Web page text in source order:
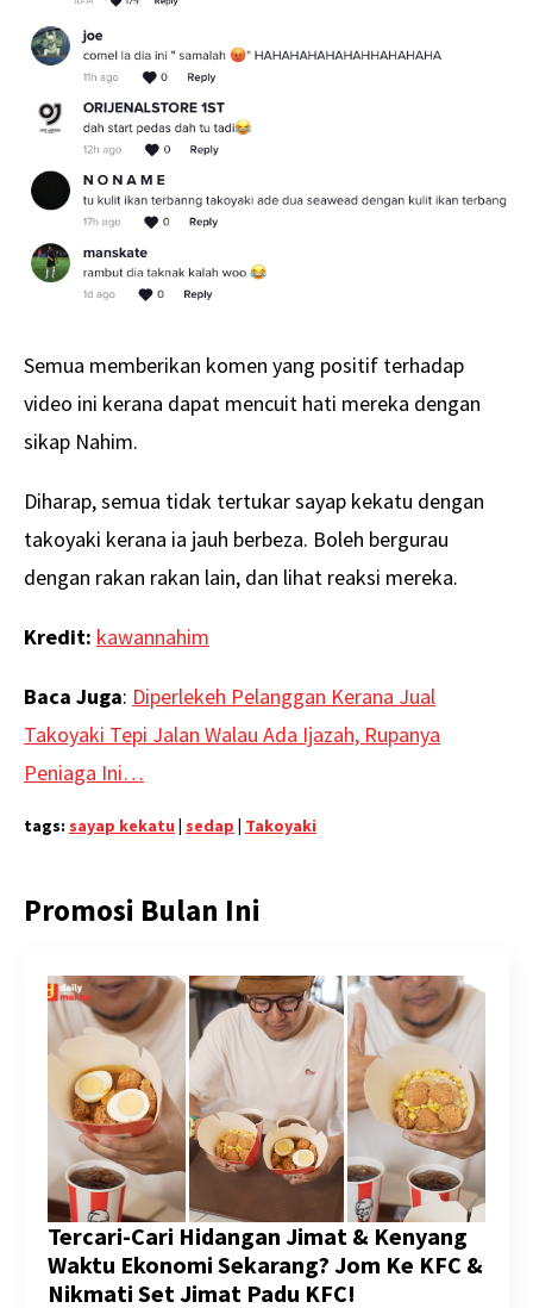
Semua memberikan komen yang positif terhadap
video ini kerana dapat mencuit hati mereka dengan
sikap Nahim.
Diharap, semua tidak tertukar sayap kekatu dengan
takoyaki kerana ia jauh berbeza. Boleh bergurau
dengan rakan rakan lain, dan lihat reaksi mereka.
Kredit: kawannahim
Baca Juga: Diperlekeh Pelanggan Kerana Jual
Takoyaki Tepi Jalan Walau Ada Ijazah, Rupanya
Peniaga Ini…
tags: sayap kekatu | sedap | Takoyaki
Promosi Bulan Ini
Tercari-Cari Hidangan Jimat & Kenyang
Waktu Ekonomi Sekarang? Jom Ke KFC &
Nikmati Set Jimat Padu KFC!